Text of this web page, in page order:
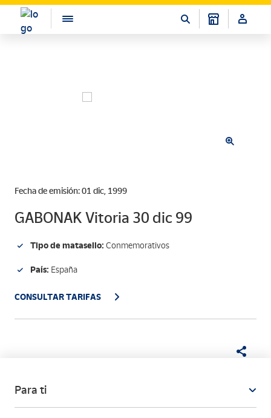
Fecha de emisión: 01 dic, 1999
GABONAK Vitoria 30 dic 99
Tipo de matasello: Conmemorativos
País: España
CONSULTAR TARIFAS
Para ti